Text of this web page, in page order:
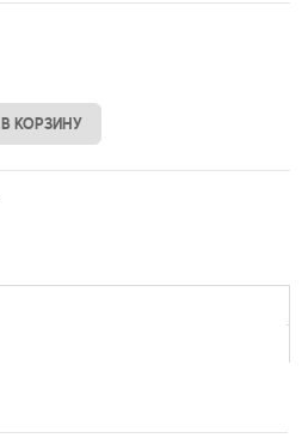
В КОРЗИНУ